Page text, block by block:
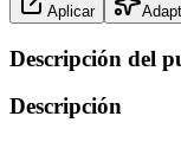
Aplicar
Descripción del
Descripción